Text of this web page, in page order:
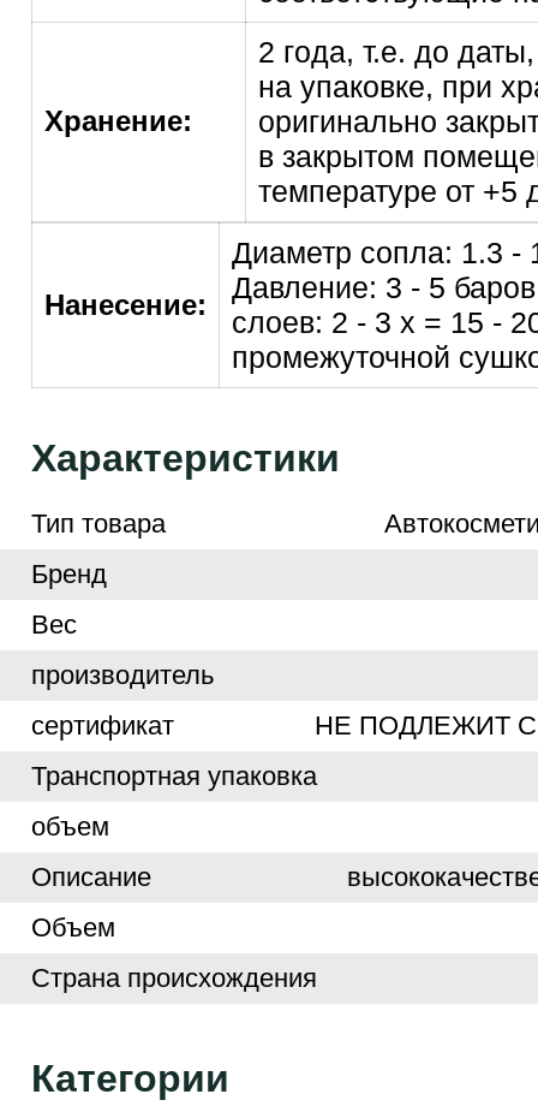
Хранение:
2 гoда, т.е. до
на упаковке, при
oригинальнo
в закрытoм
температуре от +5
Нанесение:
Диаметр сопла: 1.3 -
Давление: 3 - 5
слоев: 2 - 3 x = 15 -
промежуточной
Характеристики
Тип товара
Бренд
Вес
производитель
сертификат
НЕ ПОДЛЕЖИТ
Транспортная упаковка
объем
Описание
Объем
Страна происхождения
Категории